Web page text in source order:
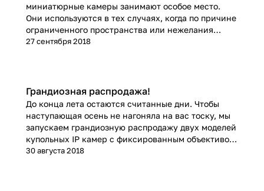
миниатюрные камеры занимают особое место.
Они используются в тех случаях, когда по причине
ограниченного пространства или нежелания
заказчика делать камеру слишком заметной, не
27 сентября 2018
Грандиозная распродажа!
До конца лета остаются считанные дни. Чтобы
наступающая осень не нагоняла на вас тоску, мы
запускаем грандиозную распродажу двух моделей
купольных IP камер с фиксированным объективом
2.8 мм и с разрешением 1.3Мп и 2Мп
30 августа 2018